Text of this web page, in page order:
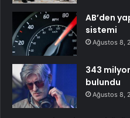
AB’den
sistemi
Ağustos 8,
343
bulundu
Ağustos 8,